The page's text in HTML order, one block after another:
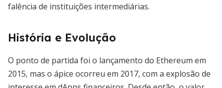
falência de instituições intermediárias.
História e Evolução
O ponto de partida foi o lançamento do Ethereum em
2015, mas o ápice ocorreu em 2017, com a explosão de